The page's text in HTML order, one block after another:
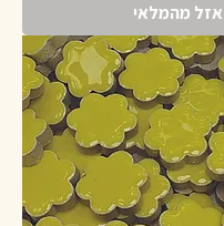
אזל מהמלאי